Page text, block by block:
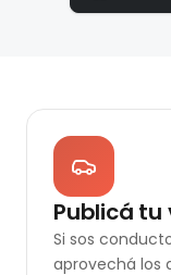
Publicá tu
Si sos
aprovechá los